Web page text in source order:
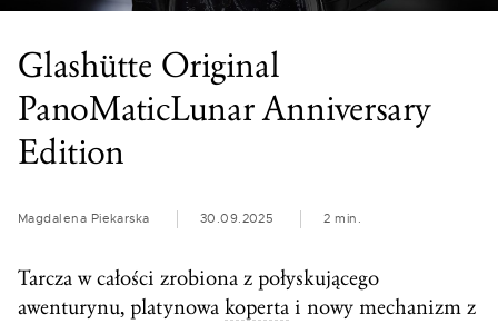
Glashütte Original
PanoMaticLunar Anniversary
Edition
Magdalena Piekarska 30.09.2025 2 min.
Tarcza w całości zrobiona z połyskującego
awenturynu, platynowa koperta i nowy mechanizm z